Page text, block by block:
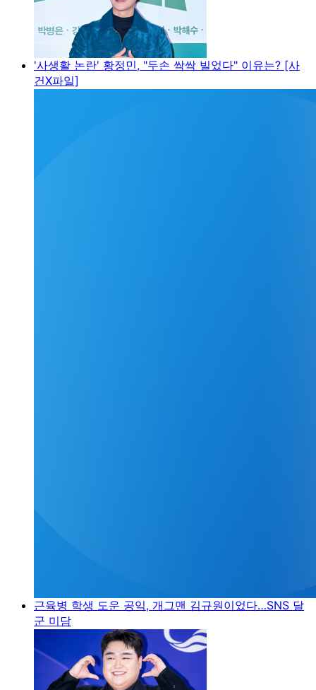
'사생활 논란' 황정민, "두손 싹싹 빌었다" 이유는? [사
건X파일]
근육병 학생 도운 공익, 개그맨 김규원이었다…SNS 달
군 미담